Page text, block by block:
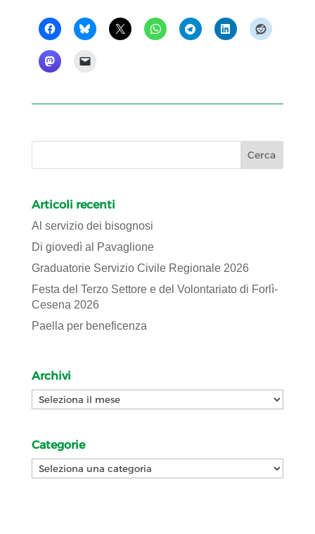
Articoli recenti
Al servizio dei bisognosi
Di giovedì al Pavaglione
Graduatorie Servizio Civile Regionale 2026
Festa del Terzo Settore e del Volontariato di Forlì-
Cesena 2026
Paella per beneficenza
Archivi
Archivi
Categorie
Categorie